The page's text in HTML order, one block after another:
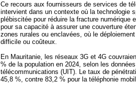
Ce recours aux fournisseurs de services de
intervient dans un contexte où la technologie
plébiscitée pour réduire la fracture numérique
pour sa capacité à assurer une couverture
zones rurales ou enclavées, où le
difficile ou coûteux.
En Mauritanie, les réseaux 3G et 4G
% de la population en 2024, selon les
télécommunications (UIT). Le taux de
45,8 %, contre 83,2 % pour la téléphonie